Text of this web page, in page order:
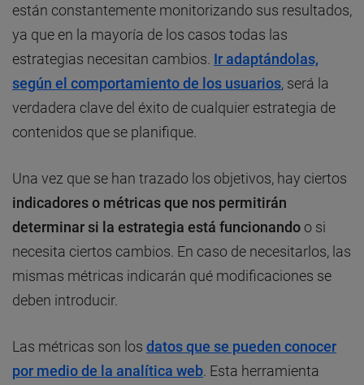
están constantemente monitorizando sus resultados,
ya que en la mayoría de los casos todas las
estrategias necesitan cambios. Ir adaptándolas,
según el comportamiento de los usuarios, será la
verdadera clave del éxito de cualquier estrategia de
contenidos que se planifique.
Una vez que se han trazado los objetivos, hay ciertos
indicadores o métricas que nos permitirán
determinar si la estrategia está funcionando o si
necesita ciertos cambios. En caso de necesitarlos, las
mismas métricas indicarán qué modificaciones se
deben introducir.
Las métricas son los datos que se pueden conocer
por medio de la analítica web . Esta herramienta